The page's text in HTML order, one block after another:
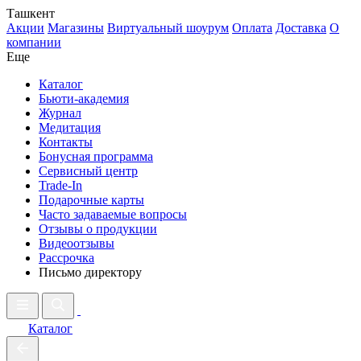
Ташкент
Акции Магазины Виртуальный шоурум Оплата Доставка О
компании
Еще
Каталог
Бьюти-академия
Журнал
Медитация
Контакты
Бонусная программа
Сервисный центр
Trade-In
Подарочные карты
Часто задаваемые вопросы
Отзывы о продукции
Видеоотзывы
Рассрочка
Письмо директору
Каталог